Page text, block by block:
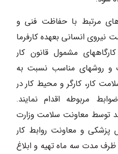
مرتبط با حفاظت فنی و
نیروی انسانی بعهده کارفرما
مشمول قانون کار
و روشهای مناسب نسبت به
کار، کارگر و محیط کار در
مربوطه اقدام نمایند.
توسط معاونت سلامت وزارت
پزشکی و معاونت روابط کار
ظرف مدت سه ماه تهیه و ابلاغ